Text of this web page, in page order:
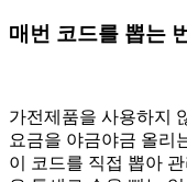
매번 코드를 뽑는
가전제품을 사용하지
요금을 야금야금 올리
이 코드를 직접 뽑아